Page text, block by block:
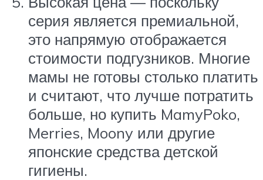
серия является премиальной,
это напрямую отображается
стоимости подгузников. Многие
мамы не готовы столько платить
и считают, что лучше потратить
больше, но купить MamyPoko,
Merries, Moony или другие
японские средства детской
гигиены.